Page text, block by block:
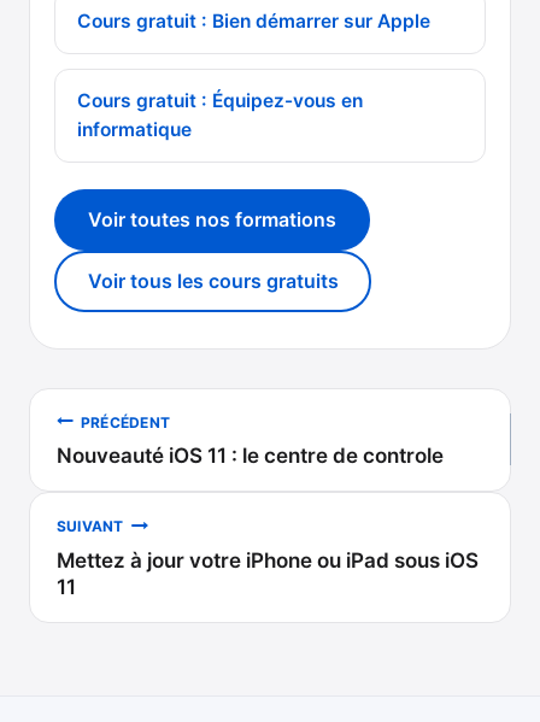
Cours gratuit : Bien démarrer sur Apple
Cours gratuit : Équipez-vous en
informatique
Voir toutes nos formations
Voir tous les cours gratuits
Navigation
de
l’article
PRÉCÉDENT
Nouveauté iOS 11 : le centre de controle
SUIVANT
Mettez à jour votre iPhone ou iPad sous iOS
11